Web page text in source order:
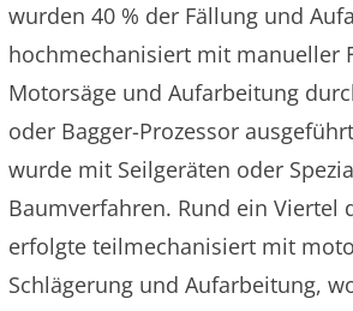
wurden 40 % der Fällung und
hochmechanisiert mit manueller
Motorsäge und Aufarbeitung
oder Bagger-Prozessor
wurde mit Seilgeräten oder
Baumverfahren. Rund ein Viertel
erfolgte teilmechanisiert mit
Schlägerung und Aufarbeitung,